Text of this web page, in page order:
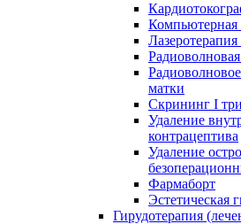
Компьютерная
матки
Скрининг I
Удаление
контрацептива
Удаление
Фармаборт
Эстетическая
Гирудотерапия